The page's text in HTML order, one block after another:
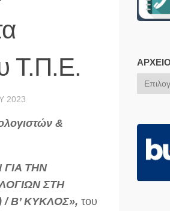
Τ.Π.Ε.
2023
&
ΤΗΝ
ΣΤΗ
B’ ΚΥΚΛΟΣ», του
Αρχείο
Άρθρων